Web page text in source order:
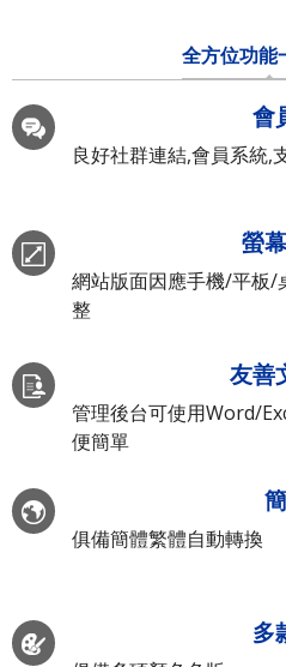
全方位功能
會
良好社群連結,會員系統,
螢
網站版面因應手機/平板/
整
友善
管理後台可使用Word/
便簡單
俱備簡體繁體自動轉換
多